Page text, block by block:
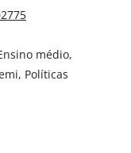
médio,
Políticas